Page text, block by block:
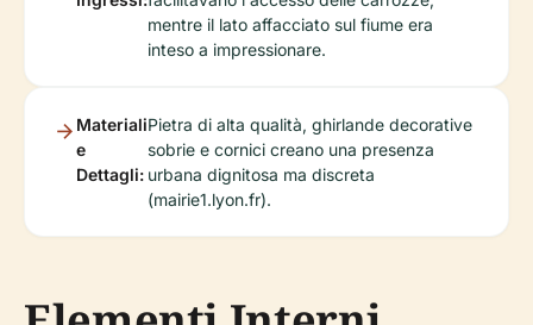
mentre il lato affacciato sul fiume era
inteso a impressionare.
Materiali
e
Dettagli:
Pietra di alta qualità, ghirlande decorative
sobrie e cornici creano una presenza
urbana dignitosa ma discreta
(mairie1.lyon.fr).